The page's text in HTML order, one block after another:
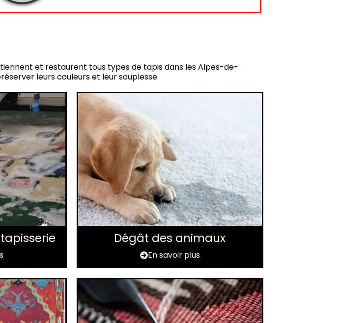
et restaurent tous types de tapis dans les Alpes-de-
leurs couleurs et leur souplesse.
Dégât des animaux
En savoir plus